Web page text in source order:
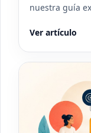
nuestra guía
Ver artículo